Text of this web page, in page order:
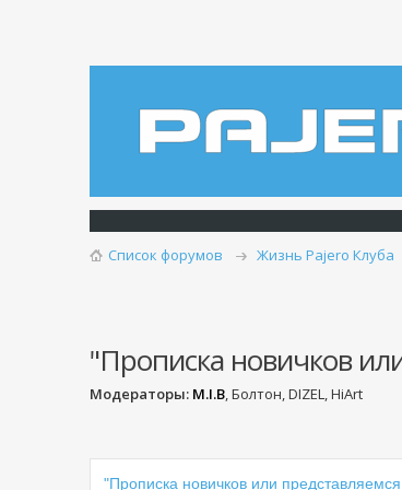
Список форумов Жизнь Pajero Клуба
"Прописка новичков
Модераторы: M.I.B, Болтон, DIZEL, HiArt
"Прописка новичков или